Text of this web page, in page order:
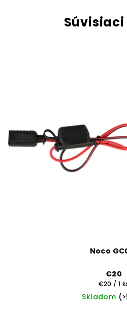
Noco
€20
cena:
€20 / 1
Skladom